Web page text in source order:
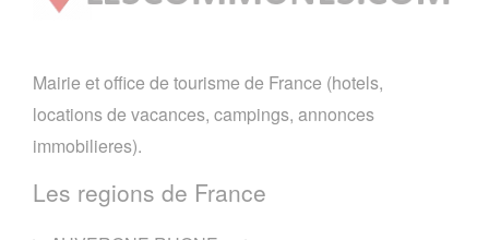
Mairie et office de tourisme de France (hotels,
locations de vacances, campings, annonces
immobilieres).
Les regions de France